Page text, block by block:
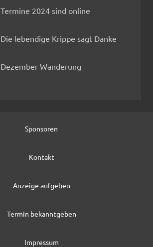
Termine 2024 sind online
Die lebendige Krippe sagt Danke
Dezember Wanderung
Sponsoren
Kontakt
Anzeige aufgeben
Termin bekanntgeben
Impressum